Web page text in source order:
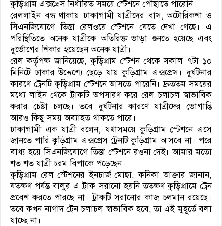
কুড়িগ্রাম এক্সপ্রেস নির্ধারিত সময়ে স্টেশনে পৌঁছাতে পারেনি।
রেললাইন বন্ধ থাকায় ঢাকাগামী যাত্রীদের বাস, অটোরিকশা ও
সিএনজিযোগে তিস্তা রেলওয়ে স্টেশনে যেতে দেখা গেছে। এ
পরিস্থিতিতে অনেক যাত্রীকে অতিরিক্ত ভাড়া গুনতে হয়েছে এবং
দুর্ভোগের শিকার হয়েছেন অনেক যাত্রী।
রেল কর্তৃপক্ষ জানিয়েছে, কুড়িগ্রাম স্টেশন থেকে সকাল ৭টা ১০
মিনিটে ঢাকার উদ্দেশ্যে ছেড়ে যায় কুড়িগ্রাম এক্সপ্রেস। দুর্ঘটনার
কারণে ট্রেনটি কুড়িগ্রাম স্টেশনে আসতে পারেনি। দ্রুততম সময়ের
মধ্যে লাইন থেকে ট্রাকটি অপসারণ করে রেল চলাচল স্বাভাবিক
করার চেষ্টা চলছে। তবে দুর্ঘটনার কারণে যাত্রীদের ভোগান্তি
আরও কিছু সময় অব্যাহত থাকতে পারে।
ঢাকাগামী এক যাত্রী বলেন, যথাসময়ে কুড়িগ্রাম স্টেশনে এসে
জানতে পারি কুড়িগ্রাম এক্সপ্রেস ট্রেনটি কুড়িগ্রাম আসবে না। পরে
বাধ্য হয়ে সিএনজিযোগে তিস্তা স্টেশনে রওনা দেই। আমার মতো
শত শত যাত্রী চরম বিপাকে পড়েছেন।
কুড়িগ্রাম রেল স্টেশনের ইনচার্জ মোছা. কনিকা আক্তার জানান,
যতক্ষণ পর্যন্ত বালুর এ ট্রাক সরানো হয়নি ততক্ষণ কুড়িগ্রামে ট্রেন
প্রবেশ করতে পারছে না। ট্রাকটি সরানোর কাজ চলমান রয়েছে।
তবে কখন নাগাদ ট্রেন চলাচল স্বাভাবিক হবে, তা এই মুহূর্তে বলা
যাচ্ছে না।